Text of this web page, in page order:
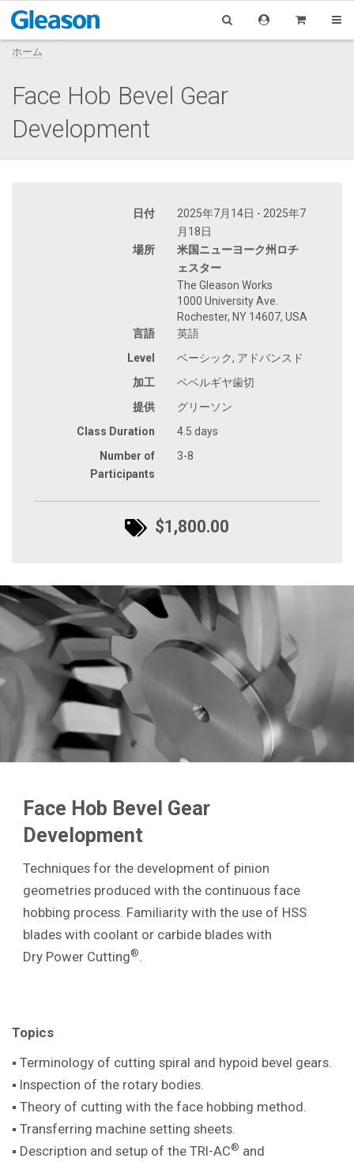
ホーム
Face Hob Bevel Gear
Development
日付
2025年7月14日 - 2025年7
月18日
場所
米国ニューヨーク州ロチ
ェスター
The Gleason Works
1000 University Ave.
Rochester, NY 14607, USA
言語
英語
Level
ベーシック, アドバンスド
加工
ベベルギヤ歯切
提供
グリーソン
Class Duration
4.5 days
Number of
Participants
3-8
$1,800.00
Face Hob Bevel Gear
Development
Techniques for the development of pinion
geometries produced with the continuous face
hobbing process. Familiarity with the use of HSS
blades with coolant or carbide blades with
Dry Power Cutting®
Topics
▪ Terminology of cutting spiral and hypoid bevel gears.
▪ Inspection of the rotary bodies.
▪ Theory of cutting with the face hobbing method.
▪ Transferring machine setting sheets.
▪ Description and setup of the TRI-AC® and